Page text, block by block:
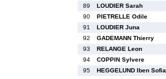
89
LOUDIER Sarah
90
PIETRELLE Odile
91
LOUDIER Juna
92
GADEMANN Thierry
93
RELANGE Leon
94
COPPIN Sylvere
95
HEGGELUND Iben Sofia